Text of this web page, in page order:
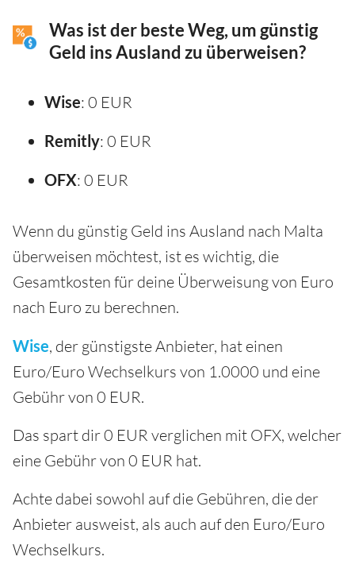
Was ist der beste Weg, um günstig
Geld ins Ausland zu überweisen?
Wise: 0 EUR
Remitly: 0 EUR
OFX: 0 EUR
Wenn du günstig Geld ins Ausland nach Malta
überweisen möchtest, ist es wichtig, die
Gesamtkosten für deine Überweisung von Euro
nach Euro zu berechnen.
Wise, der günstigste Anbieter, hat einen
Euro/Euro Wechselkurs von 1.0000 und eine
Gebühr von 0 EUR.
Das spart dir 0 EUR verglichen mit OFX, welcher
eine Gebühr von 0 EUR hat.
Achte dabei sowohl auf die Gebühren, die der
Anbieter ausweist, als auch auf den Euro/Euro
Wechselkurs.